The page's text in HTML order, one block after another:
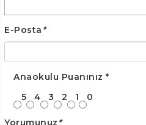
E-Posta *
Anaokulu Puanınız *
5
4 3 2 1 0
Yorumunuz *